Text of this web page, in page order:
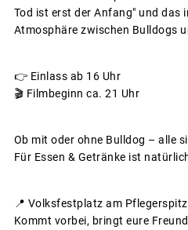
Tod ist erst der Anfang" und das
Atmosphäre zwischen Bulldogs
👉 Einlass ab 16 Uhr
🎬 Filmbeginn ca. 21 Uhr
Ob mit oder ohne Bulldog – alle
Für Essen & Getränke ist
📍 Volksfestplatz am
Kommt vorbei, bringt eure